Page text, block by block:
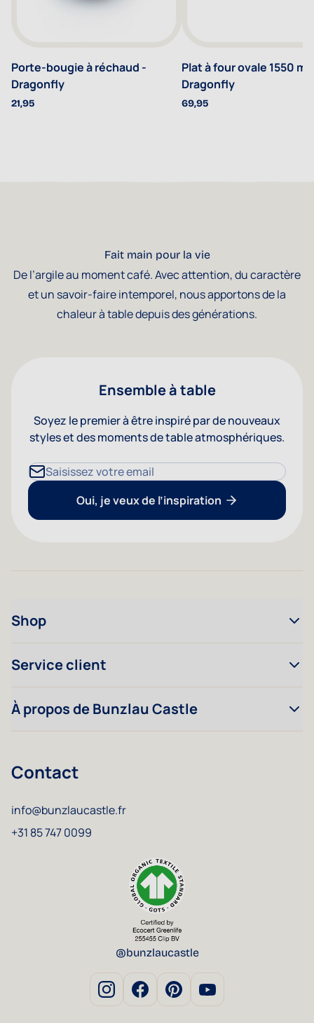
Porte-bougie à réchaud -
Dragonfly
21,95
Plat à four ovale 1550 ml
Dragonfly
69,95
Fait main pour la vie
De l’argile au moment café. Avec attention, du caractère
et un savoir-faire intemporel, nous apportons de la
chaleur à table depuis des générations.
Ensemble à table
Soyez le premier à être inspiré par de nouveaux
styles et des moments de table atmosphériques.
Adresse mail
Oui, je veux de l’inspiration
Shop
Service client
À propos de Bunzlau Castle
Contact
info@bunzlaucastle.fr
+31 85 747 0099
@bunzlaucastle